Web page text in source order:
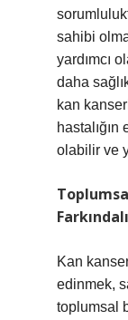
sahibi
yardımcı
daha
kan
olabilir ve
Kan
edinmek,
toplumsal